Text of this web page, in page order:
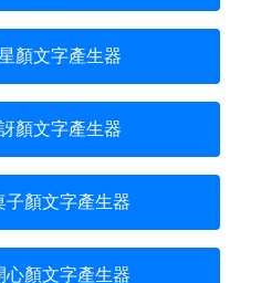
顏文字產生器
顏文字產生器
子顏文字產生器
心顏文字產生器